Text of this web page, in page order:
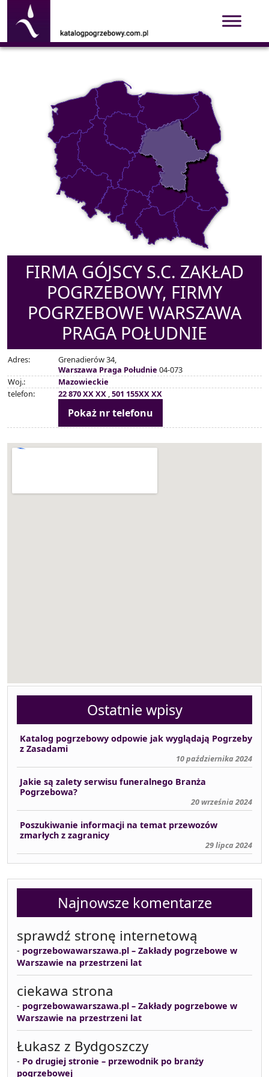
FIRMA GÓJSCY S.C. ZAKŁAD
POGRZEBOWY, FIRMY
POGRZEBOWE WARSZAWA
PRAGA POŁUDNIE
Adres:
Grenadierów 34,
Warszawa Praga Południe 04-073
Woj.:
Mazowieckie
telefon:
22 870 XX XX ,501 155XX XX
Pokaż nr telefonu
Ostatnie wpisy
Katalog pogrzebowy odpowie jak wyglądają Pogrzeby
z Zasadami
10 października 2024
Jakie są zalety serwisu funeralnego Branża
Pogrzebowa?
20 września 2024
Poszukiwanie informacji na temat przewozów
zmarłych z zagranicy
29 lipca 2024
Najnowsze komentarze
sprawdź stronę internetową
- pogrzebowawarszawa.pl – Zakłady pogrzebowe w
Warszawie na przestrzeni lat
ciekawa strona
- pogrzebowawarszawa.pl – Zakłady pogrzebowe w
Warszawie na przestrzeni lat
Łukasz z Bydgoszczy
- Po drugiej stronie – przewodnik po branży
pogrzebowej